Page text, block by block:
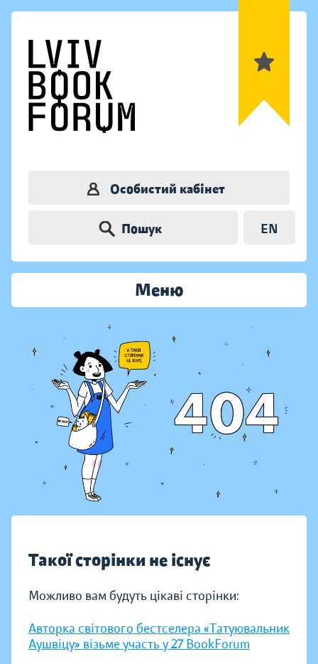
Особистий кабінет
Пошук EN
Меню
Такої сторінки не існує
Можливо вам будуть цікаві сторінки:
Авторка світового бестселера «Татуювальник
Аушвіцу» візьме участь у 27 BookForum